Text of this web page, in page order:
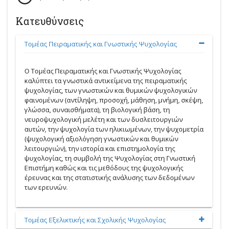
Κατευθύνσεις
Tομέας Πειραματικής και Γνωστικής Ψυχολογίας
Ο Τομέας Πειραματικής και Γνωστικής Ψυχολογίας
καλύπτει τα γνωστικά αντικείμενα της πειραματικής
ψυχολογίας, των γνωστικών και θυμικών ψυχολογικών
φαινομένων (αντίληψη, προσοχή, μάθηση, μνήμη, σκέψη,
γλώσσα, συναισθήματα), τη βιολογική βάση, τη
νευροψυχολογική μελέτη και των δυσλειτουργιών
αυτών, την ψυχολογία των ηλικιωμένων, την ψυχομετρία
(ψυχολογική αξιολόγηση γνωστικών και θυμικών
λειτουργιών), την ιστορία και επιστημολογία της
ψυχολογίας, τη συμβολή της Ψυχολογίας στη Γνωστική
Επιστήμη καθώς και τις μεθόδους της ψυχολογικής
έρευνας και της στατιστικής ανάλυσης των δεδομένων
των ερευνών.
Tομέας Eξελικτικής και Σχολικής Ψυχολογίας